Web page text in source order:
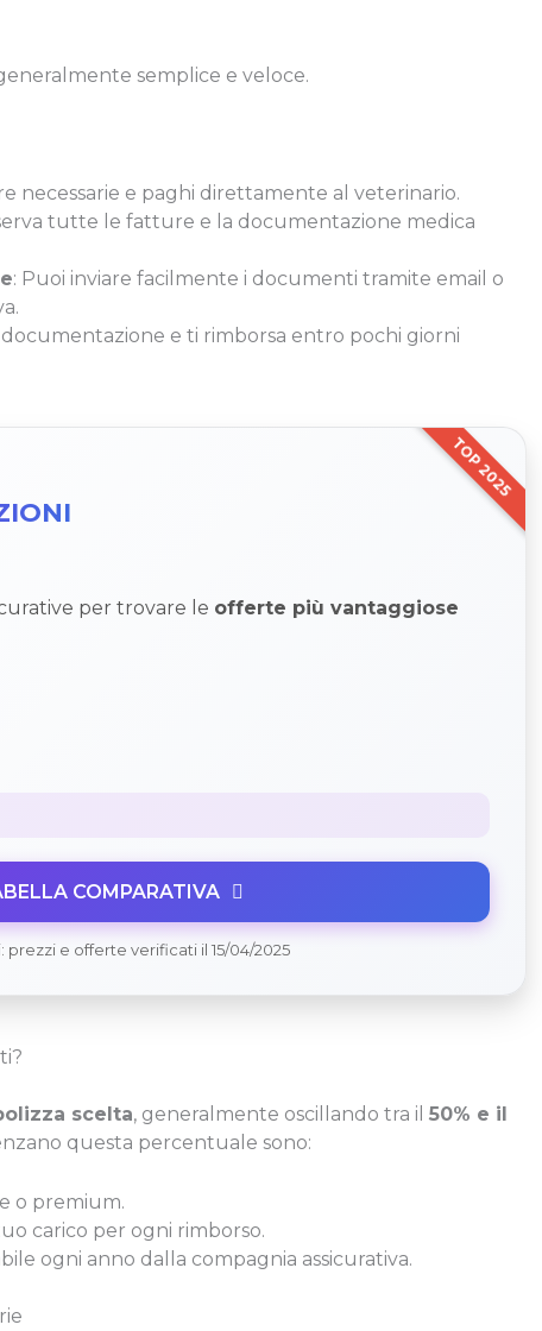
semplice e veloce.
necessarie e paghi direttamente al veterinario.
tutte le fatture e la documentazione medica
: Puoi inviare facilmente i documenti tramite email o
documentazione e ti rimborsa entro pochi giorni
per trovare le offerte più vantaggiose
COMPARATIVA
e offerte verificati il 15/04/2025
TOP 2025
scelta, generalmente oscillando tra il 50% e il
questa percentuale sono:
o premium.
carico per ogni rimborso.
ogni anno dalla compagnia assicurativa.